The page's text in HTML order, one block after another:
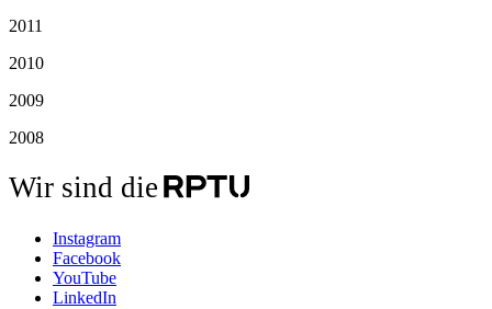
2011
2010
2009
2008
Wir sind die
Instagram
Facebook
YouTube
LinkedIn